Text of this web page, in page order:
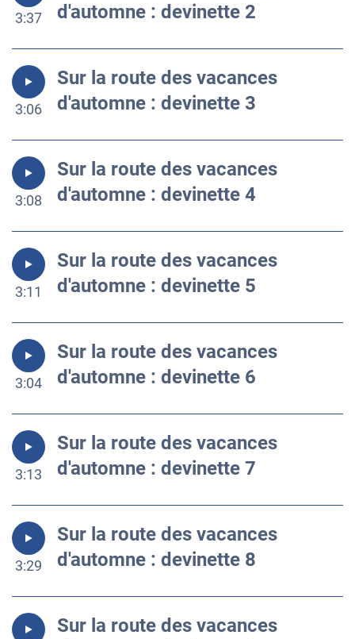
3:37
d'automne : devinette 2
3:06
Sur la route des vacances
d'automne : devinette 3
3:08
Sur la route des vacances
d'automne : devinette 4
3:11
Sur la route des vacances
d'automne : devinette 5
3:04
Sur la route des vacances
d'automne : devinette 6
3:13
Sur la route des vacances
d'automne : devinette 7
3:29
Sur la route des vacances
d'automne : devinette 8
Sur la route des vacances